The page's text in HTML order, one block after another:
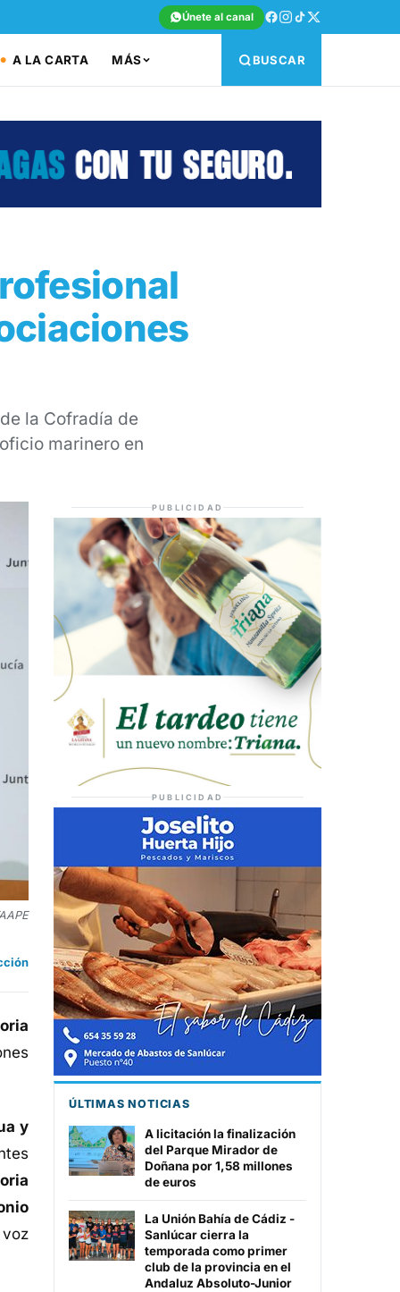
Únete al canal
A LA CARTA MÁS BUSCAR
la Cofradía de
marinero en
y
PUBLICIDAD
PUBLICIDAD
ÚLTIMAS NOTICIAS
A licitación la finalización
del Parque Mirador de
Doñana por 1,58 millones
de euros
La Unión Bahía de Cádiz -
Sanlúcar cierra la
temporada como primer
club de la provincia en el
Andaluz Absoluto-Junior